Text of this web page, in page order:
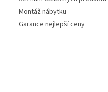
Montáž nábytku
Garance nejlepší ceny